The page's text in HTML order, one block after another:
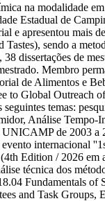
na modalidade
Estadual de
apresentou mais
sendo a
dissertações de
Membro
de Alimentos e
Global Outreach
temas:
Análise
de 2003 a
evento
/ 2026 em
técnica dos
Fundamentals
and Task Groups,